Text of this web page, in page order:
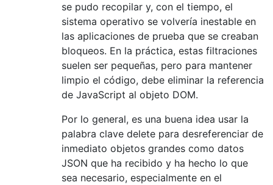
se pudo recopilar y, con el tiempo, el
sistema operativo se volvería inestable en
las aplicaciones de prueba que se creaban
bloqueos. En la práctica, estas filtraciones
suelen ser pequeñas, pero para mantener
limpio el código, debe eliminar la referencia
de JavaScript al objeto DOM.
Por lo general, es una buena idea usar la
palabra clave delete para desreferenciar de
inmediato objetos grandes como datos
JSON que ha recibido y ha hecho lo que
sea necesario, especialmente en el